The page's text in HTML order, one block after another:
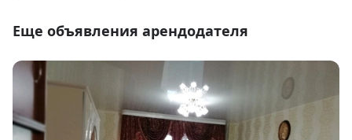
Еще объявления арендодателя